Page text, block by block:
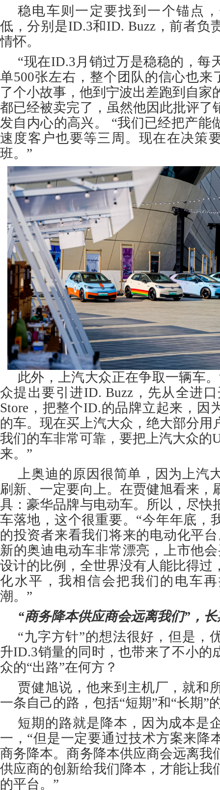
稳电车则一定要找到一个锚点
低，分别是ID.3和ID. Buzz，前者负
情怀。
“现在ID.3月销过万是稳稳的，每
单500张左右，整个团队的信心也来
了个小故事，他到宁波出差跑到自家
都已经被卖完了，虽然他因此批评了
发自内心的高兴。 “我们已经把产能
速度客户也要等三周。现在在决策
班。”
此外，上汽大众正在争取一辆车
众提出要引进ID. Buzz，先从全进
Store，把整个ID.的品牌立起来，因
的车。现在买上汽大众，绝大部分用
我们的车非常可靠，要把上汽大众的
来。”
上奥迪的原因很简单，因为上汽
刷新、一定要向上。在贾健旭看来，
具：豪华品牌与电动车。所以，尽快
车落地，这个很重要。“今年年底，
的投资者来看我们将来的电动化平
新的奥迪电动车非常漂亮，上市他
设计的比例，全世界没有人能比得过
化水平，我相信会把我们的电车
潮。”
“商务降本供应商会远离我们”，
“九字方针”的想法很好，但是，
升ID.3销量的同时，也带来了不小的
众的“出路”在何方？
贾健旭说，他来到主机厂，就和
一条自己的路，包括“短期”和“长期”
短期的路就是降本，因为成本是
一，“但是一定要通过技术方案来降
商务降本。商务降本供应商会远离我
供应商的创新给我们降本，才能让我
的平台。”